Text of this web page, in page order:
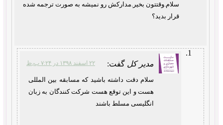
سلام.وقتتون بخیر.مدارکش رو نمیشه به صورت ترجمه شده
قرار بدید؟
مدیر کل گفت: ۲۲ اسفند ۱۳۹۸ در ۷:۲۴ ب٫ظ
سلام دقت داشته باشید که مسابقه بین المللی
هست و این توقع هست شرکت کنندگان به زبان
انگلیسی مسلط باشند